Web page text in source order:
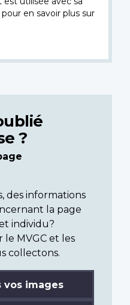
en savoir plus sur
?
des informations
la page
individu?
MVGC et les
collectons.
vos images